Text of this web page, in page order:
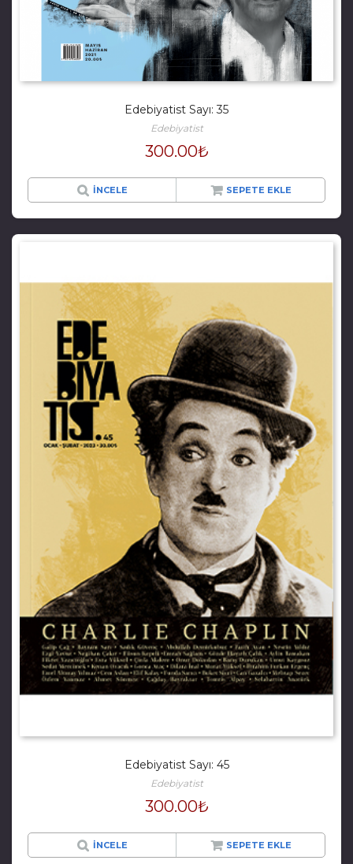
Edebiyatist Sayı: 35
Edebiyatist
300.00₺
İNCELE SEPETE EKLE
Edebiyatist Sayı: 45
Edebiyatist
300.00₺
İNCELE SEPETE EKLE